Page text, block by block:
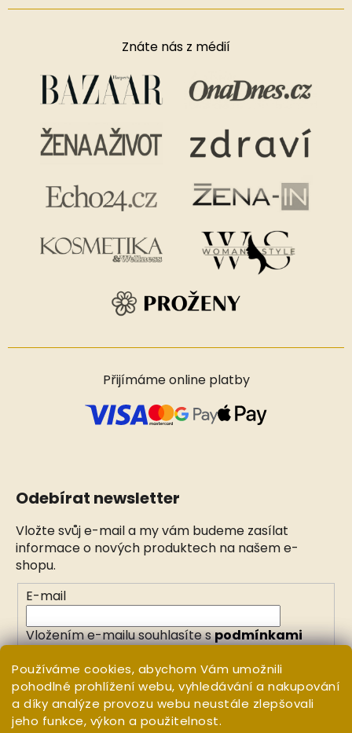
Používáme cookies, abychom Vám umožnili
pohodlné prohlížení webu, vyhledávání a nakupování
a díky analýze provozu webu neustále zlepšovali
jeho funkce, výkon a použitelnost.
Znáte nás z médií
Přijímáme online platby
Odebírat newsletter
Vložte svůj e-mail a my vám budeme zasílat
informace o nových produktech na našem e-
shopu.
E-mail
Vložením e-mailu souhlasíte spodmínkami
PŘIHLÁSIT SE